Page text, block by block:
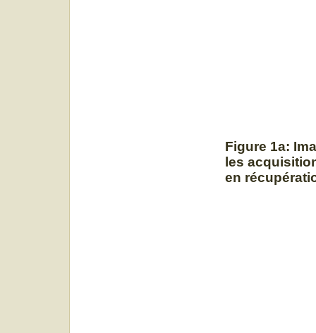
Figure 1a:
les
en